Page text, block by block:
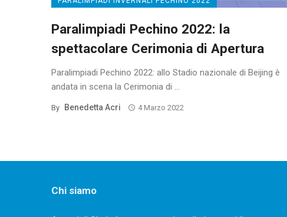
Paralimpiadi Pechino 2022: la
spettacolare Cerimonia di Apertura
Paralimpiadi Pechino 2022: allo Stadio nazionale di Beijing è
andata in scena la Cerimonia di ...
By Benedetta Acri 4 Marzo 2022
Chi siamo